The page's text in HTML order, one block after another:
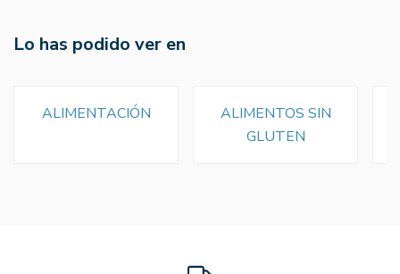
Lo has podido ver en
ALIMENTACIÓN
ALIMENTOS SIN
GLUTEN